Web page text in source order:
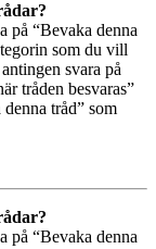
på “Bevaka denna
som du vill
svara på
tråden besvaras”
tråd” som
på “Bevaka denna